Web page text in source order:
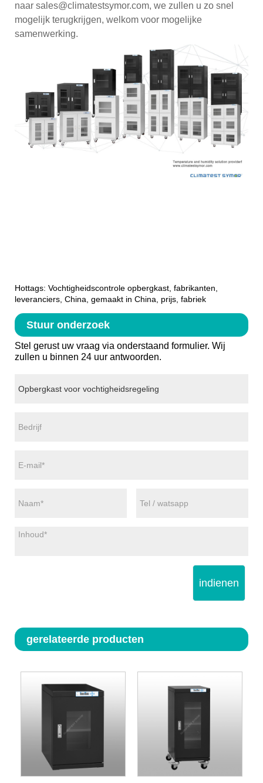
naar sales@climatestsymor.com, we zullen u zo snel
mogelijk terugkrijgen, welkom voor mogelijke
samenwerking.
Hottags: Vochtigheidscontrole opbergkast, fabrikanten,
leveranciers, China, gemaakt in China, prijs, fabriek
Stuur onderzoek
Stel gerust uw vraag via onderstaand formulier. Wij
zullen u binnen 24 uur antwoorden.
indienen
gerelateerde producten